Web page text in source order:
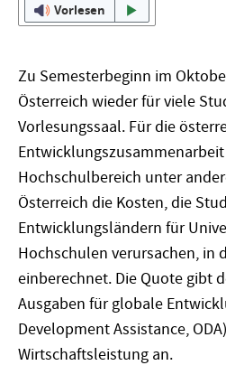
Vorlesen
Zu Semesterbeginn im
Österreich wieder für viele
Vorlesungssaal. Für die
Hochschulbereich unter
Österreich die Kosten, die
Entwicklungsländern für
Hochschulen verursachen, in
einberechnet. Die Quote gibt
Ausgaben für globale
Development Assistance,
Wirtschaftsleistung an.